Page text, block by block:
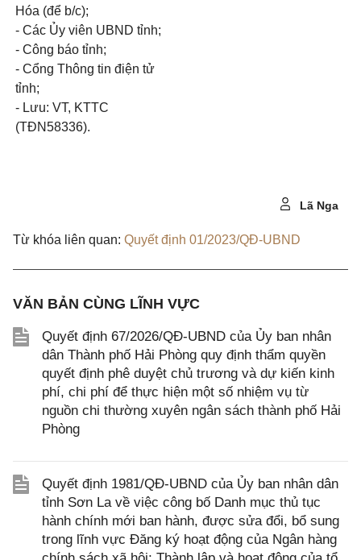
Hóa (để b/c);
- Các Ủy viên UBND tỉnh;
- Công báo tỉnh;
- Cổng Thông tin điện tử
tỉnh;
- Lưu: VT, KTTC
(TĐN58336).
Lã Nga
Từ khóa liên quan: Quyết định 01/2023/QĐ-UBND
VĂN BẢN CÙNG LĨNH VỰC
Quyết định 67/2026/QĐ-UBND của Ủy ban nhân
dân Thành phố Hải Phòng quy định thẩm quyền
quyết định phê duyệt chủ trương và dự kiến kinh
phí, chi phí để thực hiện một số nhiệm vụ từ
nguồn chi thường xuyên ngân sách thành phố Hải
Phòng
Quyết định 1981/QĐ-UBND của Ủy ban nhân dân
tỉnh Sơn La về việc công bố Danh mục thủ tục
hành chính mới ban hành, được sửa đổi, bổ sung
trong lĩnh vực Đăng ký hoạt động của Ngân hàng